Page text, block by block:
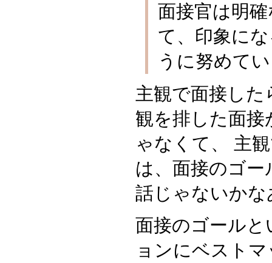
面接官は明
て、印象に
うに努めて
主観で面接し
観を排した面
ゃなくて、 主
は、面接のゴ
話じゃないかな
面接のゴール
ョンにベスト